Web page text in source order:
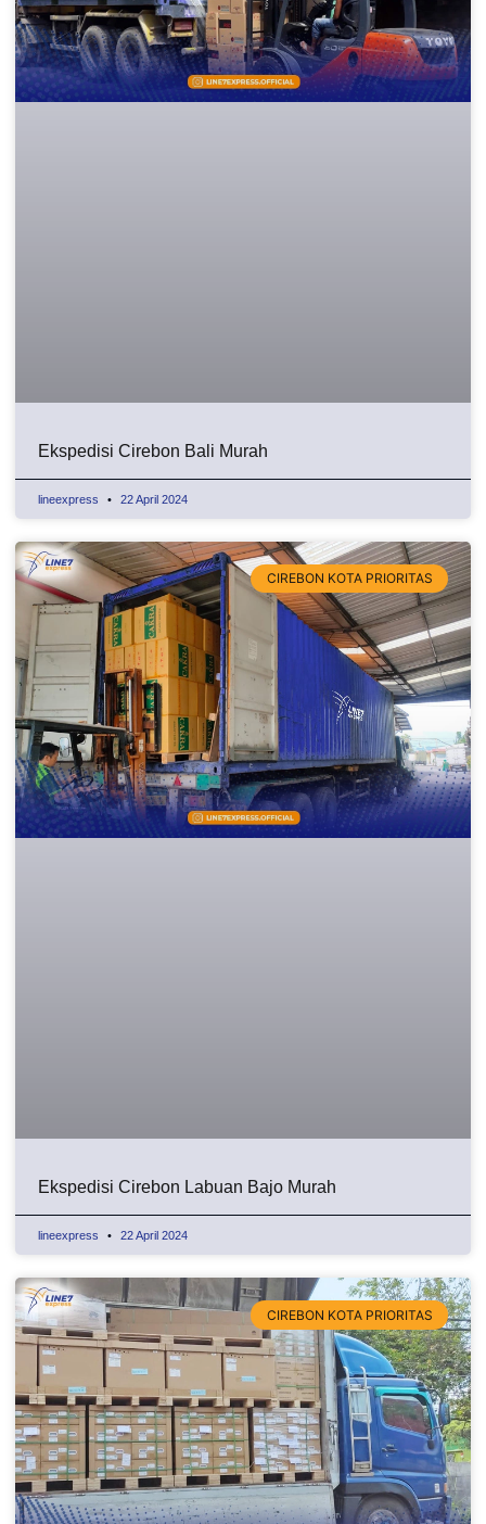
Ekspedisi Cirebon Bali Murah
lineexpress 22 April 2024
CIREBON KOTA PRIORITAS
Ekspedisi Cirebon Labuan Bajo Murah
lineexpress 22 April 2024
CIREBON KOTA PRIORITAS